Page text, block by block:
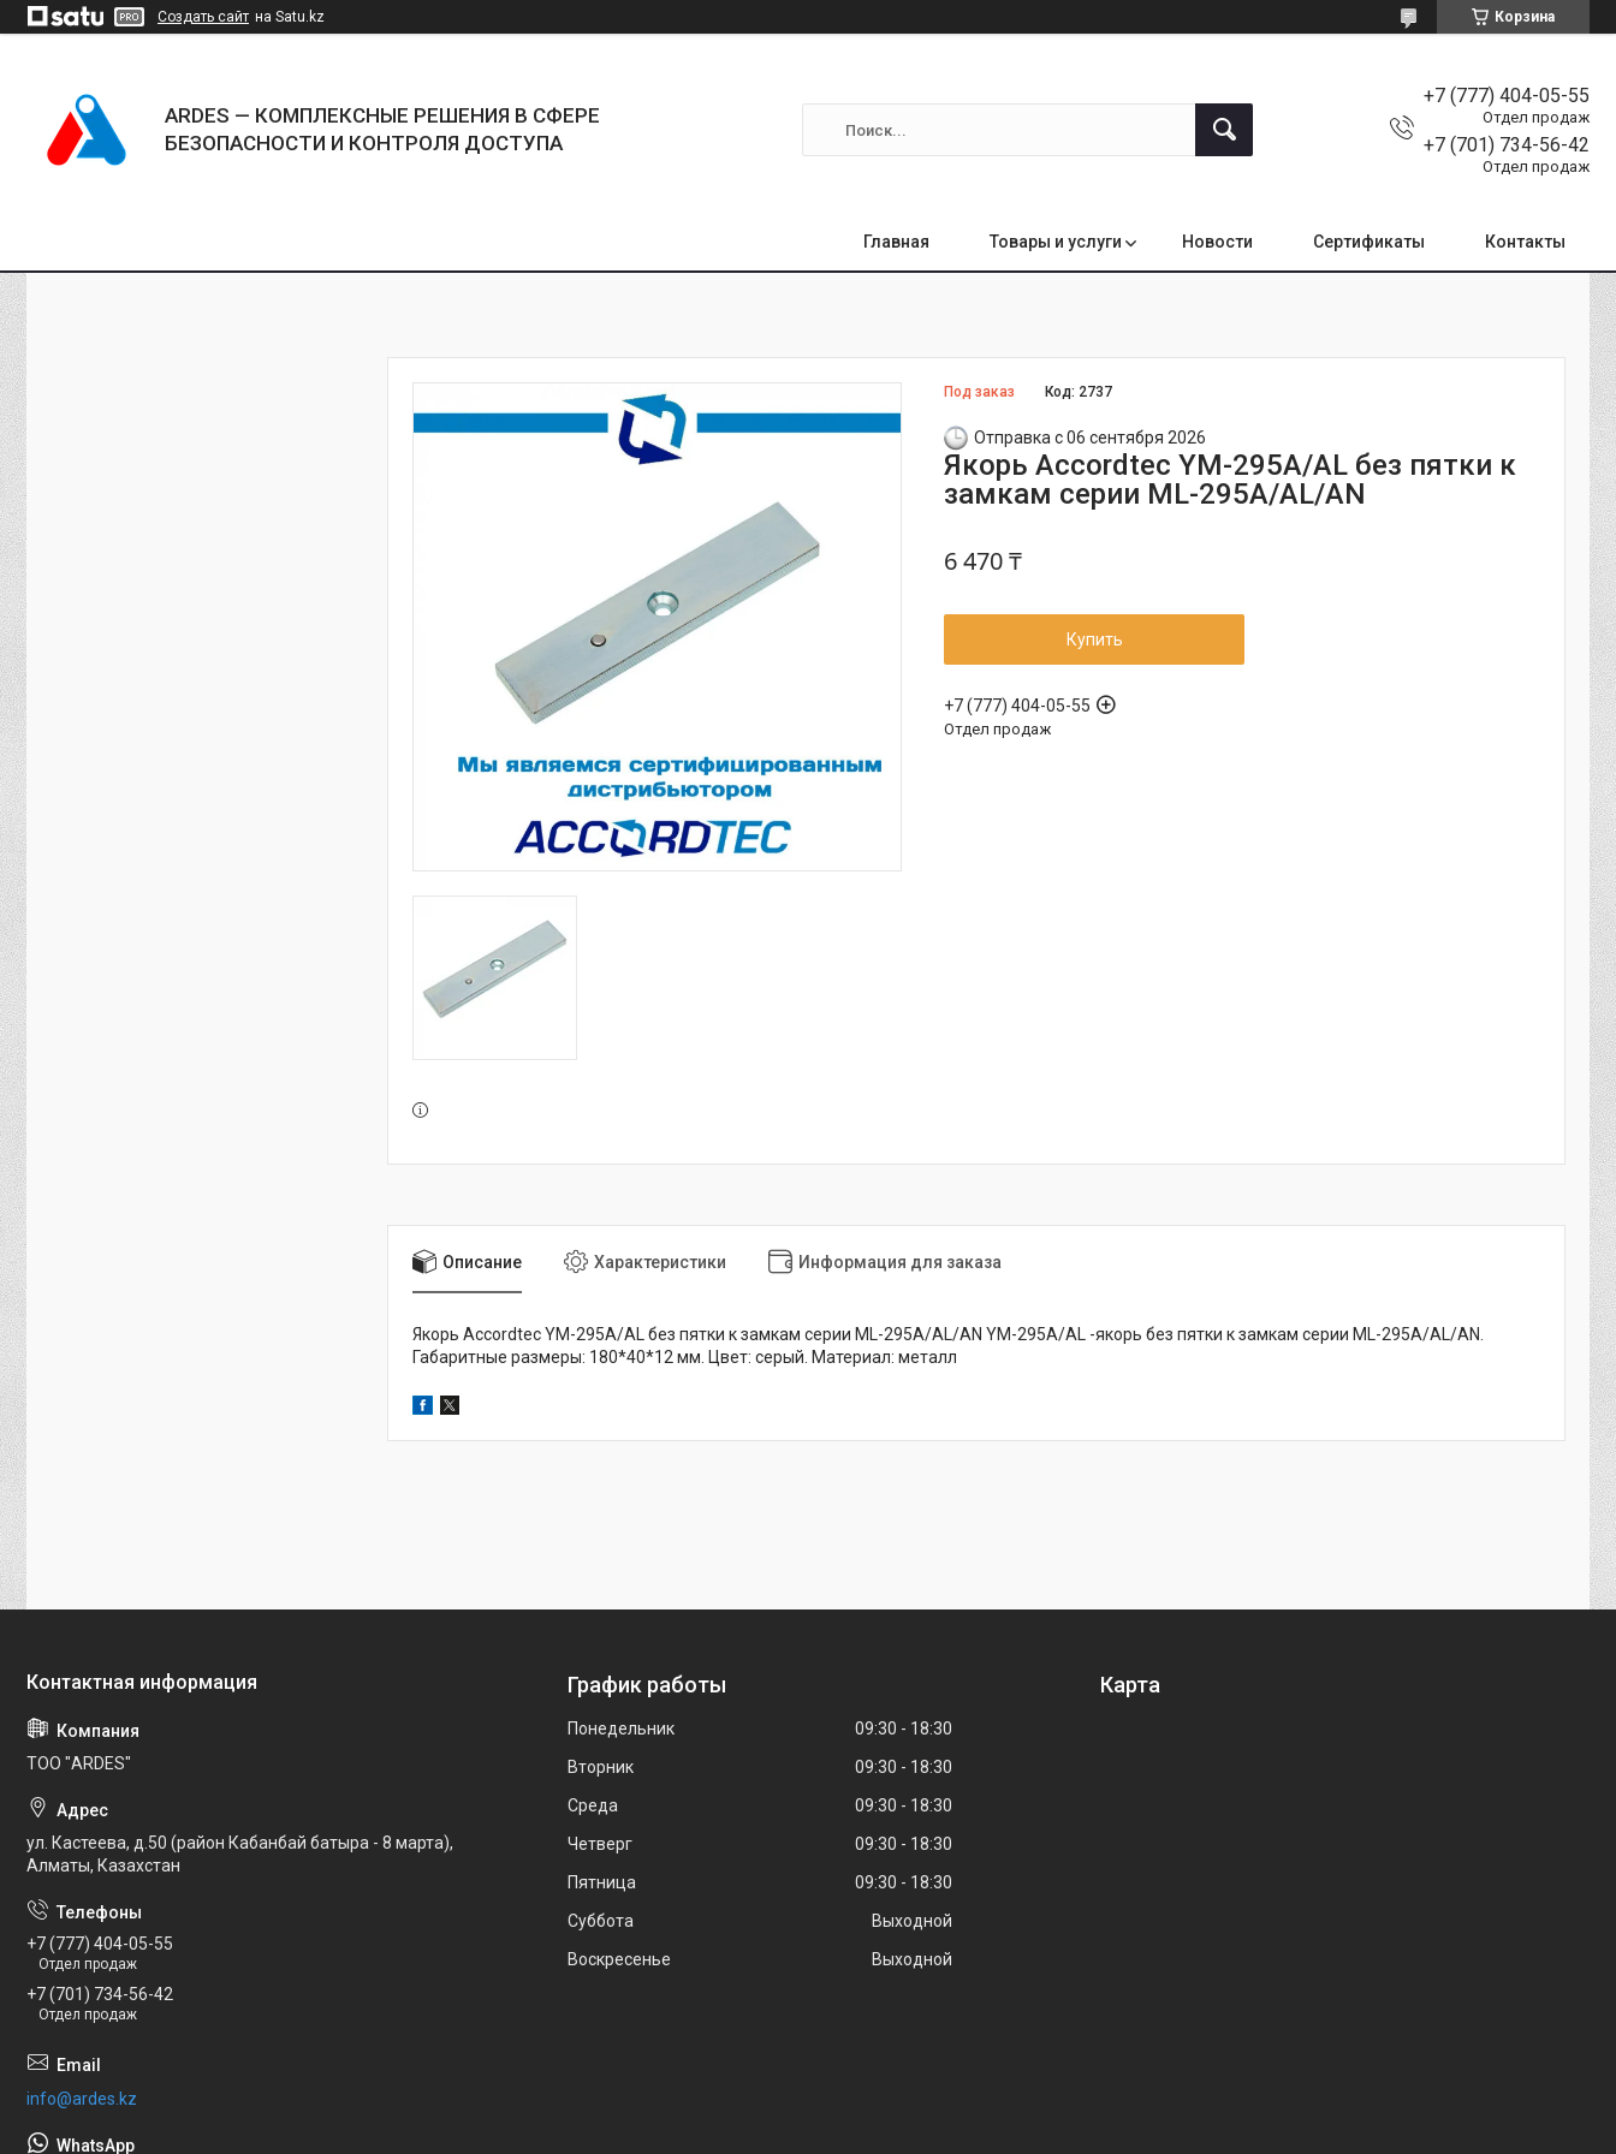
Создать сайт на Satu.kz Корзина
ARDES — КОМПЛЕКСНЫЕ РЕШЕНИЯ В СФЕРЕ
БЕЗОПАСНОСТИ И КОНТРОЛЯ ДОСТУПА
+7 (777) 404-05-55
Отдел продаж
+7 (701) 734-56-42
Отдел продаж
Главная Товары и услуги Новости Сертификаты Контакты
Под заказ Код: 2737
Отправка с 06 сентября 2026
Якорь Accordtec YM-295A/AL без пятки к
замкам серии ML-295A/AL/AN
6 470 ₸
Купить
+7 (777) 404-05-55
Отдел продаж
Описание Характеристики Информация для заказа
Якорь Accordtec YM-295A/AL без пятки к замкам серии ML-295A/AL/AN YM-295A/AL -якорь без пятки к замкам серии ML-295A/AL/AN.
Габаритные размеры: 180*40*12 мм. Цвет: серый. Материал: металл
ТОО "ARDES"
ул. Кастеева, д.50 (район Кабанбай батыра - 8 марта),
Алматы, Казахстан
+7 (777) 404-05-55
Отдел продаж
+7 (701) 734-56-42
Отдел продаж
info@ardes.kz
График работы
Понедельник 09:30
18:30
Вторник
09:30
18:30
Среда
09:30
18:30
Четверг
09:30
18:30
Пятница
09:30
18:30
Суббота
Выходной
Воскресенье
Выходной
Карта